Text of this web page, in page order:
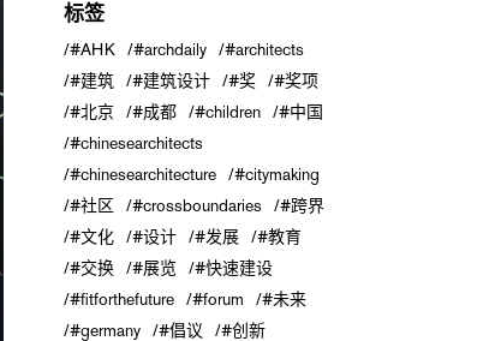
标签
#AHK #archdaily
#architects
#建筑
#建筑设计 #奖
#奖项
#北京
#成都 #children
#中国
#chinesearchitects
#chinesearchitecture
#citymaking
#社区
#crossboundaries
#跨界
#文化
#设计 #发展
#教育
#交换
#展览
#快速建设
#fitforthefuture
#forum
#未来
#germany
#倡议
#创新